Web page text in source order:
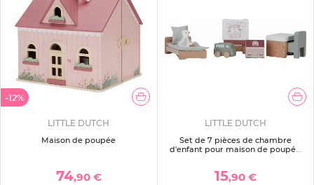
-12%
LITTLE DUTCH
Maison de poupée
74,90 €
LITTLE DUTCH
Set de 7 pièces de chambre
d'enfant pour maison de poupée
15,90 €